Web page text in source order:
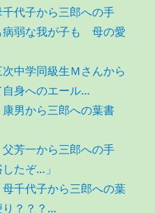
代子から三郎への手
弱な我が子も 母の愛
中学同級生Ｍさんから
身へのエール…
男から三郎への葉書
芳一から三郎への手
たぞ…」
千代子から三郎への葉
？？？…